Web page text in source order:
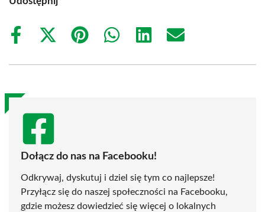
Share
Share
(Twitter)
Share
Share
Share
Share
Dołącz do nas na Facebooku!
Odkrywaj, dyskutuj i dziel się tym co najlepsze!
Przyłącz się do naszej społeczności na Facebooku,
gdzie możesz dowiedzieć się więcej o lokalnych